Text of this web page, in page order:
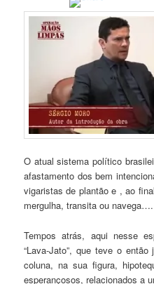
O atual sistema político
afastamento dos bem
vigaristas de plantão e , ao
mergulha, transita ou navega….
Tempos atrás, aqui nesse
“Lava-Jato”, que teve o
coluna, na sua figura,
esperançosos, relacionados a